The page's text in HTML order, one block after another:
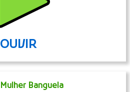
OUVIR
Banguela